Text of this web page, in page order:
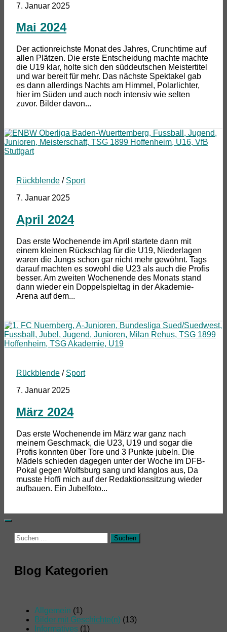
7. Januar 2025
Mai 2024
Der actionreichste Monat des Jahres, Crunchtime auf
allen Plätzen. Die erste Entscheidung machte machte
die U19 klar, holte sich den süddeutschen Meistertitel
und war bereit für mehr. Das nächste Spektakel gab
es dann allerdings Nachts am Himmel, Polarlichter,
hier im Süden und auch noch intensiv wie selten
zuvor. Bilder davon...
Rückblende / Sport
7. Januar 2025
April 2024
Das erste Wochenende im April startete dann mit
einem kleinen Rückschlag für die U19, Niederlagen
waren die Jungs schon gar nicht mehr gewöhnt. Tags
darauf machten es sowohl die U23 als auch die Profis
besser. Am zweiten Wochenende des Monats stand
dann wieder ein Doppelspieltag in der Akademie-
Arena auf dem...
Rückblende / Sport
7. Januar 2025
März 2024
Das erste Wochenende im März war ganz nach
meinem Geschmack, die U23, U19 und sogar die
Profis konnten über Tore und 3 Punkte jubeln. Die
Mädels schieden dagegen unter der Woche im DFB-
Pokal gegen Wolfsburg sang und klanglos aus, Da
musste Hoffi mich auf der Redaktionssitzung wieder
aufbauen. Ein Jubelfoto...
Suchen
nach:
Blog Kategorien
Allgemein (1)
Bilder mit Geschichte(n) (13)
Informatives (1)